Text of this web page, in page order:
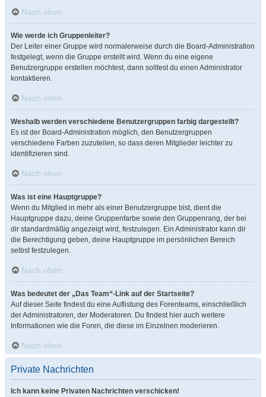
Nach oben
Wie werde ich Gruppenleiter?
Der Leiter einer Gruppe wird normalerweise durch die Board-Administration
festgelegt, wenn die Gruppe erstellt wird. Wenn du eine eigene
Benutzergruppe erstellen möchtest, dann solltest du einen Administrator
kontaktieren.
Nach oben
Weshalb werden verschiedene Benutzergruppen farbig dargestellt?
Es ist der Board-Administration möglich, den Benutzergruppen
verschiedene Farben zuzuteilen, so dass deren Mitglieder leichter zu
identifizieren sind.
Nach oben
Was ist eine Hauptgruppe?
Wenn du Mitglied in mehr als einer Benutzergruppe bist, dient die
Hauptgruppe dazu, deine Gruppenfarbe sowie den Gruppenrang, der bei
dir standardmäßig angezeigt wird, festzulegen. Ein Administrator kann dir
die Berechtigung geben, deine Hauptgruppe im persönlichen Bereich
selbst festzulegen.
Nach oben
Was bedeutet der „Das Team“-Link auf der Startseite?
Auf dieser Seite findest du eine Auflistung des Forenteams, einschließlich
der Administratoren, der Moderatoren. Du findest hier auch weitere
Informationen wie die Foren, die diese im Einzelnen moderieren.
Nach oben
Private Nachrichten
Ich kann keine Privaten Nachrichten verschicken!